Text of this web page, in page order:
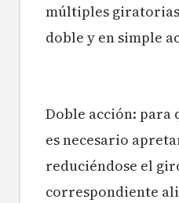
múltiples
doble y en simple
Doble acción: para
es necesario
reduciéndose el
correspondiente